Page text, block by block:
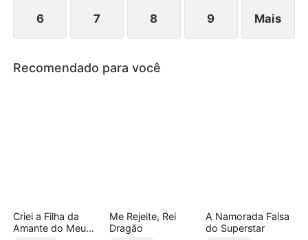
6 7 8 9 Mais
Recomendado para você
Criei a Filha da
Amante do Meu
Me Rejeite, Rei
Dragão
A Namorada Falsa
do Superstar